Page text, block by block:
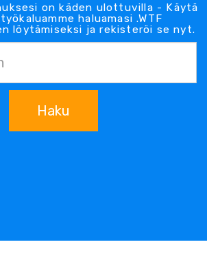
on käden ulottuvilla - Käytä
haluamasi .WTF
löytämiseksi ja rekisteröi se nyt.
Haku